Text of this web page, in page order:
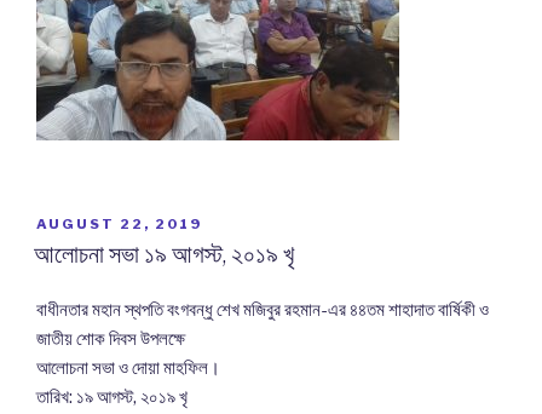
POSTED
ON
AUGUST 22, 2019
আলোচনা সভা ১৯ আগস্ট, ২০১৯ খৃ
বাধীনতার মহান স্থপতি বংগবন্ধু শেখ মজিবুর রহমান-এর ৪৪তম শাহাদাত বার্ষিকী ও
জাতীয় শোক দিবস উপলক্ষে
আলোচনা সভা ও দোয়া মাহফিল।
তারিখ: ১৯ আগস্ট, ২০১৯ খৃ